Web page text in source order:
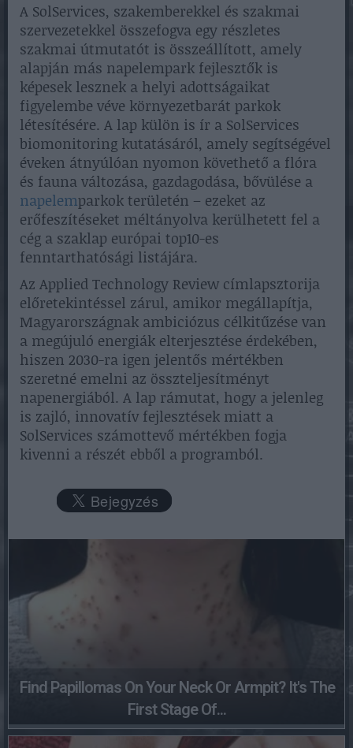
A SolServices, szakemberekkel és szakmai
szervezetekkel összefogva egy részletes
szakmai útmutatót is összeállított, amely
alapján más napelempark fejlesztők is
képesek lesznek a helyi adottságaikat
figyelembe véve környezetbarát parkok
létesítésére. A lap külön is ír a SolServices
biomonitoring kutatásáról, amely segítségével
éveken átnyúlóan nyomon követhető a flóra
és fauna változása, gazdagodása, bővülése a
napelemparkok területén – ezeket az
erőfeszítéseket méltányolva kerülhetett fel a
cég a szaklap európai top10-es
fenntarthatósági listájára.
Az Applied Technology Review címlapsztorija
előretekintéssel zárul, amikor megállapítja,
Magyarországnak ambiciózus célkitűzése van
a megújuló energiák elterjesztése érdekében,
hiszen 2030-ra igen jelentős mértékben
szeretné emelni az összteljesítményt
napenergiából. A lap rámutat, hogy a jelenleg
is zajló, innovatív fejlesztések miatt a
SolServices számottevő mértékben fogja
kivenni a részét ebből a programból.
Find Papillomas On Your Neck Or Armpit? It's The
First Stage Of...